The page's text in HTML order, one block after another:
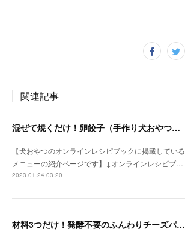
関連記事
混ぜて焼くだけ！卵餃子（手作り犬おやつレシピ）
【犬おやつのオンラインレシピブックに掲載している
メニューの紹介ページです】↓オンラインレシピブ…
2023.01.24 03:20
材料3つだけ！発酵不要のふんわりチーズパン（手作り犬おやつレシピ）